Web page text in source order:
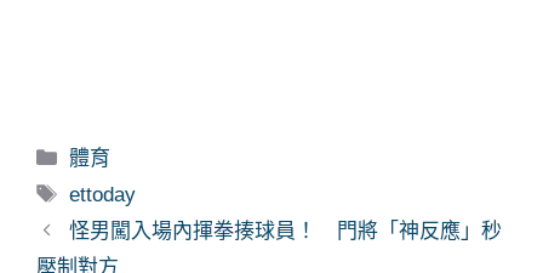
分
類
體育
標
籤
ettoday
怪男闖入場內揮拳揍球員！ 門將「神反應」秒
壓制對方